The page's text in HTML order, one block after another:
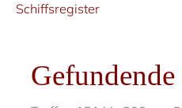
Schiffsregister